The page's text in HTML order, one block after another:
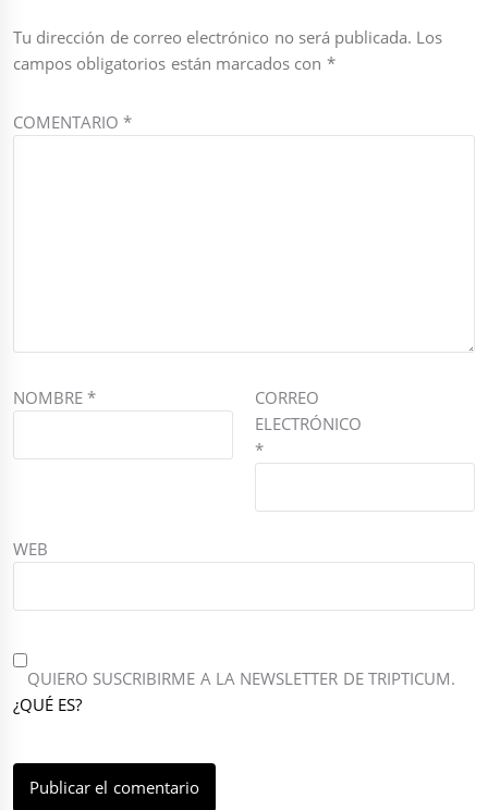
Tu dirección de correo electrónico no será publicada. Los
campos obligatorios están marcados con *
COMENTARIO*
NOMBRE*
CORREO
ELECTRÓNICO
*
WEB
QUIERO SUSCRIBIRME A LA NEWSLETTER DE TRIPTICUM.
¿QUÉ ES?